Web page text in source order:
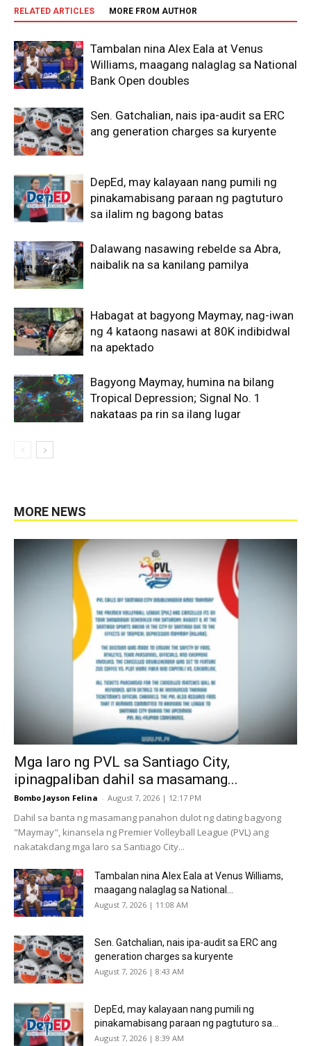
RELATED ARTICLES MORE FROM AUTHOR
Tambalan nina Alex Eala at Venus
Williams, maagang nalaglag sa National
Bank Open doubles
Sen. Gatchalian, nais ipa-audit sa ERC
ang generation charges sa kuryente
DepEd, may kalayaan nang pumili ng
pinakamabisang paraan ng pagtuturo
sa ilalim ng bagong batas
Dalawang nasawing rebelde sa Abra,
naibalik na sa kanilang pamilya
Habagat at bagyong Maymay, nag-iwan
ng 4 kataong nasawi at 80K indibidwal
na apektado
Bagyong Maymay, humina na bilang
Tropical Depression; Signal No. 1
nakataas pa rin sa ilang lugar
MORE NEWS
Mga laro ng PVL sa Santiago City,
ipinagpaliban dahil sa masamang...
Bombo Jayson Felina - August 7, 2026 | 12:17 PM
Dahil sa banta ng masamang panahon dulot ng dating bagyong
"Maymay", kinansela ng Premier Volleyball League (PVL) ang
nakatakdang mga laro sa Santiago City...
Tambalan nina Alex Eala at Venus Williams,
maagang nalaglag sa National...
August 7, 2026 | 11:08 AM
Sen. Gatchalian, nais ipa-audit sa ERC ang
generation charges sa kuryente
August 7, 2026 | 8:43 AM
DepEd, may kalayaan nang pumili ng
pinakamabisang paraan ng pagtuturo sa...
August 7, 2026 | 8:39 AM